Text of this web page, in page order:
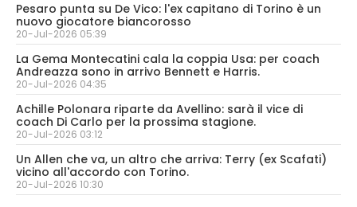
Pesaro punta su De Vico: l'ex capitano di Torino è un
nuovo giocatore biancorosso
20-Jul-2026 05:39
La Gema Montecatini cala la coppia Usa: per coach
Andreazza sono in arrivo Bennett e Harris.
20-Jul-2026 04:35
Achille Polonara riparte da Avellino: sarà il vice di
coach Di Carlo per la prossima stagione.
20-Jul-2026 03:12
Un Allen che va, un altro che arriva: Terry (ex Scafati)
vicino all'accordo con Torino.
20-Jul-2026 10:30